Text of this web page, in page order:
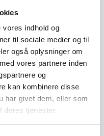
indhold og
til sociale medier og til
også oplysninger om
vores partnere inden
og
kan kombinere disse
har givet dem, eller som
deres tjenester.
Magne Barstol, sort